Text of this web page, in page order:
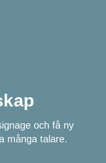
och få ny
många talare.